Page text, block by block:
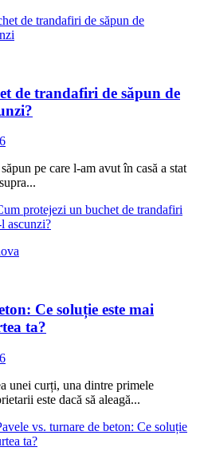
de trandafiri de săpun de
pe care l-am avut în casă a stat
protejezi un buchet de trandafiri
ascunzi?
Ce soluție este mai
ta?
unei curți, una dintre primele
este dacă să aleagă...
vs. turnare de beton: Ce soluție
ta?